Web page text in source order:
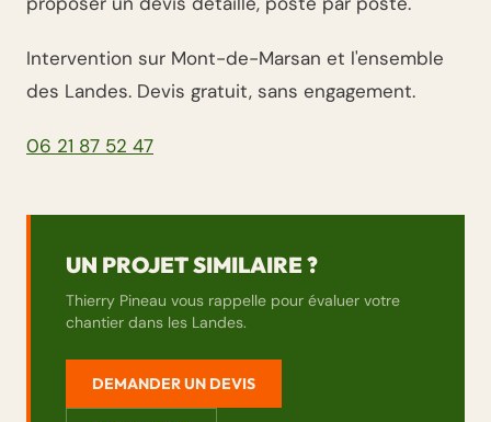
Intervention sur Mont-de-Marsan et l'ensemble
des Landes. Devis gratuit, sans engagement.
06 21 87 52 47
UN PROJET SIMILAIRE ?
Thierry Pineau vous rappelle pour évaluer votre
chantier dans les Landes.
DEMANDER UN DEVIS